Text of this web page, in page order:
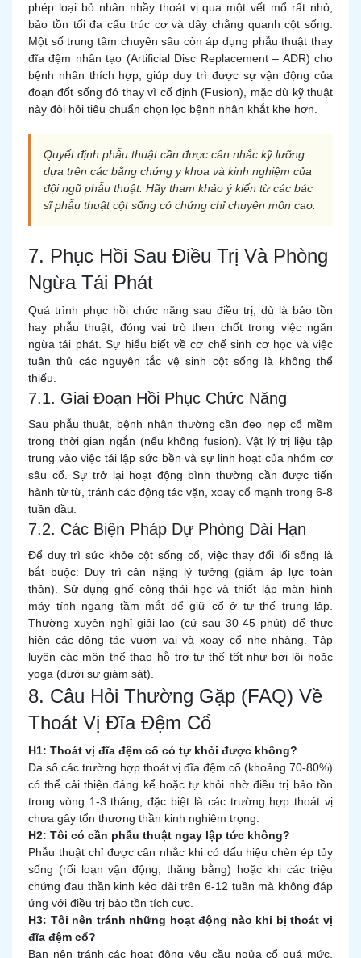
phép loại bỏ nhân nhầy thoát vị qua một vết mổ rất nhỏ,
bảo tồn tối đa cấu trúc cơ và dây chằng quanh cột sống.
Một số trung tâm chuyên sâu còn áp dụng phẫu thuật thay
đĩa đệm nhân tạo (Artificial Disc Replacement – ADR) cho
bệnh nhân thích hợp, giúp duy trì được sự vận động của
đoạn đốt sống đó thay vì cố định (Fusion), mặc dù kỹ thuật
này đòi hỏi tiêu chuẩn chọn lọc bệnh nhân khắt khe hơn.
Quyết định phẫu thuật cần được cân nhắc kỹ lưỡng
dựa trên các bằng chứng y khoa và kinh nghiệm của
đội ngũ phẫu thuật. Hãy tham khảo ý kiến từ các bác
sĩ phẫu thuật cột sống có chứng chỉ chuyên môn cao.
7. Phục Hồi Sau Điều Trị Và Phòng
Ngừa Tái Phát
Quá trình phục hồi chức năng sau điều trị, dù là bảo tồn
hay phẫu thuật, đóng vai trò then chốt trong việc ngăn
ngừa tái phát. Sự hiểu biết về cơ chế sinh cơ học và việc
tuân thủ các nguyên tắc vệ sinh cột sống là không thể
thiếu.
7.1. Giai Đoạn Hồi Phục Chức Năng
Sau phẫu thuật, bệnh nhân thường cần đeo nẹp cổ mềm
trong thời gian ngắn (nếu không fusion). Vật lý trị liệu tập
trung vào việc tái lập sức bền và sự linh hoạt của nhóm cơ
sâu cổ. Sự trở lại hoạt động bình thường cần được tiến
hành từ từ, tránh các động tác vặn, xoay cổ mạnh trong 6-8
tuần đầu.
7.2. Các Biện Pháp Dự Phòng Dài Hạn
Để duy trì sức khỏe cột sống cổ, việc thay đổi lối sống là
bắt buộc: Duy trì cân nặng lý tưởng (giảm áp lực toàn
thân). Sử dụng ghế công thái học và thiết lập màn hình
máy tính ngang tầm mắt để giữ cổ ở tư thế trung lập.
Thường xuyên nghỉ giải lao (cứ sau 30-45 phút) để thực
hiện các động tác vươn vai và xoay cổ nhẹ nhàng. Tập
luyện các môn thể thao hỗ trợ tư thế tốt như bơi lội hoặc
yoga (dưới sự giám sát).
8. Câu Hỏi Thường Gặp (FAQ) Về
Thoát Vị Đĩa Đệm Cổ
H1: Thoát vị đĩa đệm cổ có tự khỏi được không?
Đa số các trường hợp thoát vị đĩa đệm cổ (khoảng 70-80%)
có thể cải thiện đáng kể hoặc tự khỏi nhờ điều trị bảo tồn
trong vòng 1-3 tháng, đặc biệt là các trường hợp thoát vị
chưa gây tổn thương thần kinh nghiêm trọng.
H2: Tôi có cần phẫu thuật ngay lập tức không?
Phẫu thuật chỉ được cân nhắc khi có dấu hiệu chèn ép tủy
sống (rối loạn vận động, thăng bằng) hoặc khi các triệu
chứng đau thần kinh kéo dài trên 6-12 tuần mà không đáp
ứng với điều trị bảo tồn tích cực.
H3: Tôi nên tránh những hoạt động nào khi bị thoát vị
đĩa đệm cổ?
Bạn nên tránh các hoạt động yêu cầu ngửa cổ quá mức,